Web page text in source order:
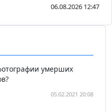
06.08.2026 12:47
умерших
05.02.2021 20:08